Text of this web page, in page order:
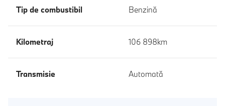
Tip de combustibil Benzină
Kilometraj 106 898km
Transmisie Automată